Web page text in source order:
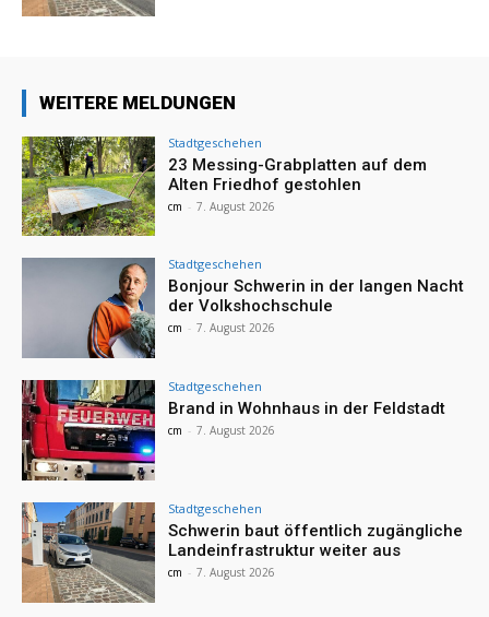
WEITERE MELDUNGEN
Stadtgeschehen
23 Messing-Grabplatten auf dem
Alten Friedhof gestohlen
cm - 7. August 2026
Stadtgeschehen
Bonjour Schwerin in der langen Nacht
der Volkshochschule
cm - 7. August 2026
Stadtgeschehen
Brand in Wohnhaus in der Feldstadt
cm - 7. August 2026
Stadtgeschehen
Schwerin baut öffentlich zugängliche
Landeinfrastruktur weiter aus
cm - 7. August 2026